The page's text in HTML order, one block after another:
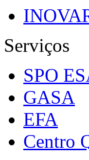
Serviços
SPO
GASA
EFA
Centro